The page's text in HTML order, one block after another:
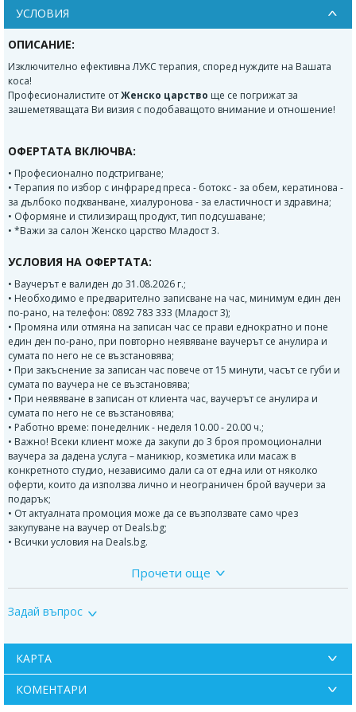
УСЛОВИЯ
ОПИСАНИЕ:
Изключително ефективна ЛУКС терапия, според нуждите на Вашата
коса!
Професионалистите отЖенско царство ще се погрижат за
зашеметяващата Ви визия с подобаващото внимание и отношение!
ОФЕРТАТА ВКЛЮЧВА:
• Професионално подстригване;
• Терапия по избор с инфраред преса - ботокс - за обем, кератинова -
за дълбоко подхванване, хиалуронова - за еластичност и здравина;
• Оформяне и стилизиращ продукт, тип подсушаване;
• *Важи за салон Женско царство Младост 3.
УСЛОВИЯ НА ОФЕРТАТА:
• Ваучерът е валиден до 31.08.2026 г.;
• Необходимо е предварително записване на час, минимум един ден
по-рано, на телефон: 0892 783 333 (Младост 3);
• Промяна или отмяна на записан час се прави еднократно и поне
един ден по-рано, при повторно неявяване ваучерът се анулира и
сумата по него не се възстановява;
• При закъснение за записан час повече от 15 минути, часът се губи и
сумата по ваучера не се възстановява;
• При неявяване в записан от клиента час, ваучерът се анулира и
сумата по него не се възстановява;
• Работно време: понеделник - неделя 10.00 - 20.00 ч.;
• Важно! Всеки клиент може да закупи до 3 броя промоционални
ваучера за дадена услуга – маникюр, козметика или масаж в
конкретното студио, независимо дали са от една или от няколко
оферти, които да използва лично и неограничен брой ваучери за
подарък;
• От актуалната промоция може да се възползвате само чрез
закупуване на ваучер от Deals.bg;
• Всички условия на Deals.bg.
Професионалистите от Салон Женско Царство ще се погрижат за
Вашия безупречен вид!
маникюр!
следните услуги:
Прочети още
Задай въпрос
КАРТА
КОМЕНТАРИ